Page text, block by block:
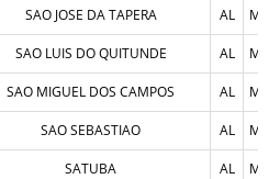
SAO JOSE DA TAPERA AL
SAO LUIS DO QUITUNDE AL
SAO MIGUEL DOS CAMPOS AL
SAO SEBASTIAO AL
SATUBA AL